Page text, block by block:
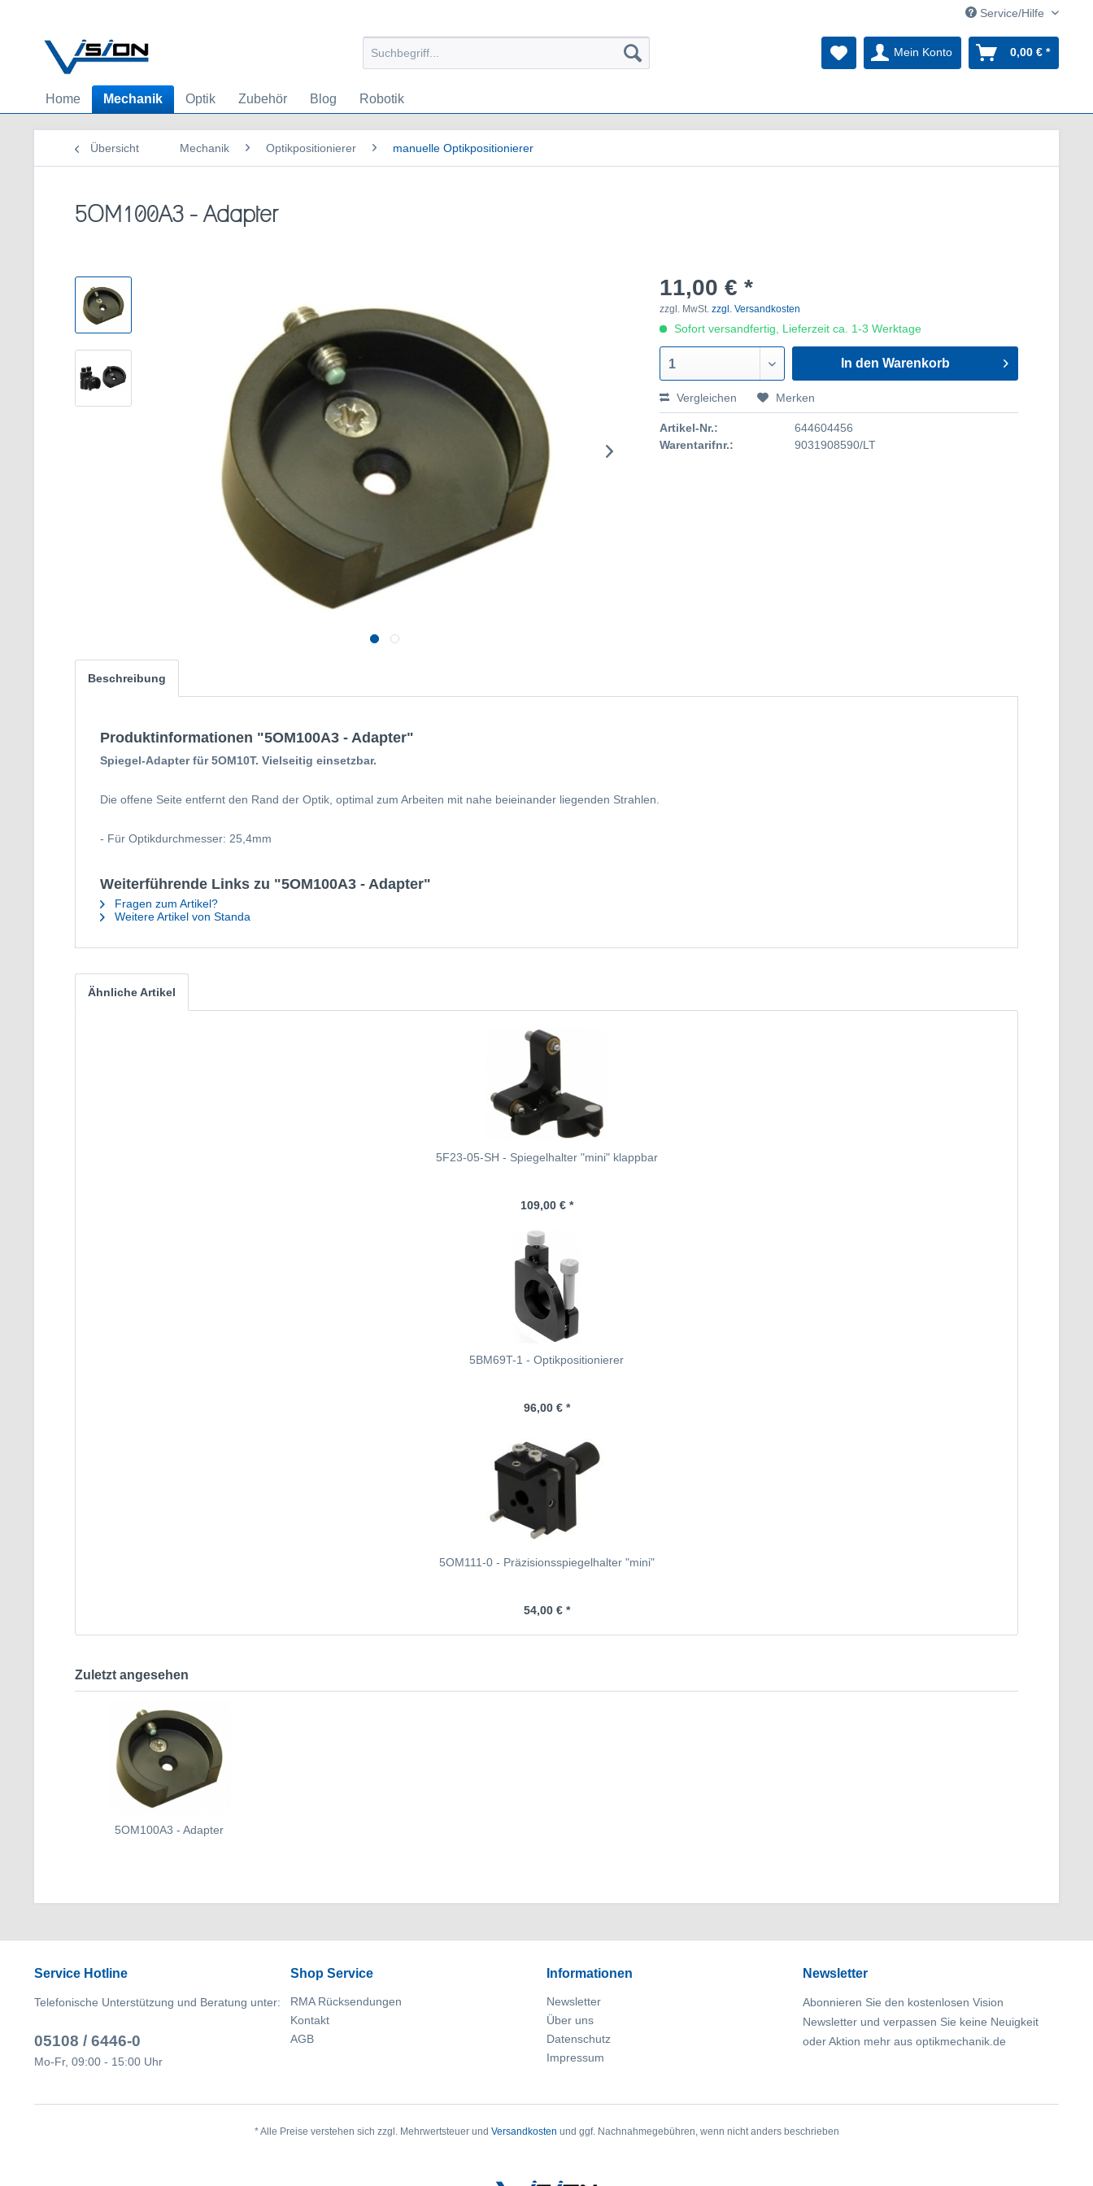
Service/Hilfe
Mein Konto 0,00 € *
Home Mechanik Optik Zubehör Blog Robotik
Übersicht Mechanik Optikpositionierer manuelle Optikpositionierer
5OM100A3 - Adapter
11,00 € *
zzgl. MwSt.zzgl. Versandkosten
Sofort versandfertig, Lieferzeit ca. 1-3 Werktage
1 In den Warenkorb
Vergleichen Merken
Artikel-Nr.:
644604456
Warentarifnr.:
9031908590/LT
Beschreibung
Produktinformationen "5OM100A3 - Adapter"
Spiegel-Adapter für5OM10T. Vielseitig einsetzbar.
Die offene Seite entfernt den Rand der Optik, optimal zum Arbeiten mit nahe beieinander liegenden Strahlen.
- Für Optikdurchmesser: 25,4mm
Weiterführende Links zu "5OM100A3 - Adapter"
Fragen zum Artikel?
Weitere Artikel von Standa
Ähnliche Artikel
5F23-05-SH - Spiegelhalter "mini" klappbar
109,00 € *
5BM69T-1 - Optikpositionierer
96,00 € *
5OM111-0 - Präzisionsspiegelhalter "mini"
54,00 € *
Zuletzt angesehen
5OM100A3 - Adapter
Service Hotline
Telefonische Unterstützung und Beratung unter:
05108 / 6446-0
Mo-Fr, 09:00 - 15:00 Uhr
Shop Service
RMA Rücksendungen
Kontakt
AGB
Informationen
Newsletter
Über uns
Datenschutz
Impressum
Newsletter
Abonnieren Sie den kostenlosen Vision
Newsletter und verpassen Sie keine Neuigkeit
oder Aktion mehr aus optikmechanik.de
* Alle Preise verstehen sich zzgl. Mehrwertsteuer und Versandkosten und ggf. Nachnahmegebühren, wenn nicht anders beschrieben